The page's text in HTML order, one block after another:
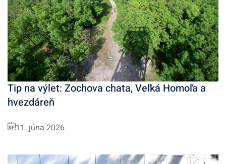
Tip na výlet: Zochova chata, Veľká Homoľa a
hvezdáreň
11. júna 2026